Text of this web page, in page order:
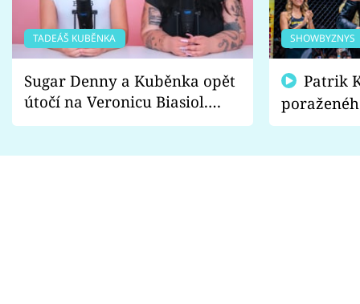
TADEÁŠ KUBĚNKA
Sugar Denny a Kuběnka opět
útočí na Veronicu Biasiol.
Proč je podle nich falešná a
SHOWBYZNYS
fanoušci